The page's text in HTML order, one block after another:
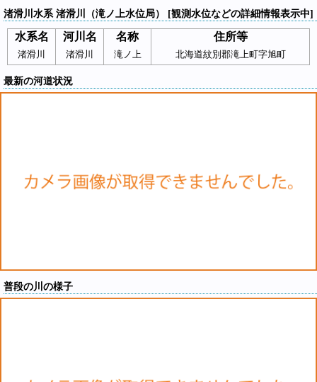
渚滑川水系 渚滑川（滝ノ上水位局） [観測水位などの詳細情報表示中]
水系名 河川名 名称 住所等
渚滑川 渚滑川 滝ノ上 北海道紋別郡滝上町字旭町
最新の河道状況
普段の川の様子